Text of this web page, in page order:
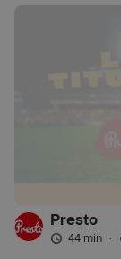
Presto
44 min ·